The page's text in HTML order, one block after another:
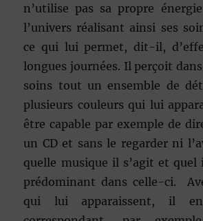
n’utilise pas sa propre
l’univers réalisant ainsi ses
ce qui lui permet, dit-il,
longues journées. Il perçoit dans
soins tout un ensemble de
plusieurs couleurs qui lui
être capable par exemple de
un CD et sans le regarder ni
quelle musique il s’agit et
prédominant dans celle-ci.
qui lui apparaissent, il